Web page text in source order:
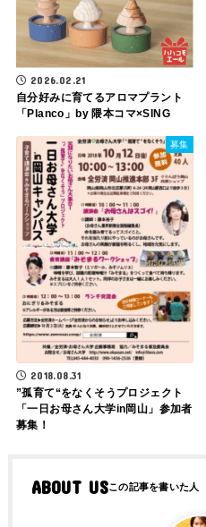
2026.02.21
自分好みに育てるアロマプラント
「Planco」by 隈本コマ×SING
募集
2018.08.31
”孤育て“をなくそうプロジェクト
「一日お母さん大学in岡山」参加者
募集！
ABOUT US